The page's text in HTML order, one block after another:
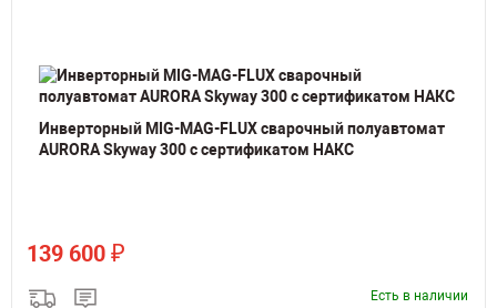
Инверторный MIG-MAG-FLUX сварочный полуавтомат
AURORA Skyway 300 с сертификатом НАКС
139 600 ₽
Есть в наличии